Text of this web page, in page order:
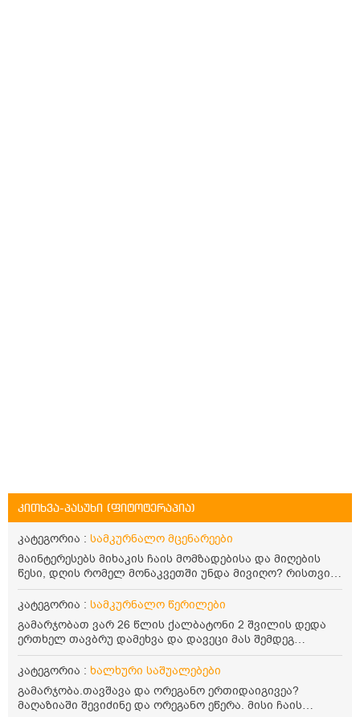
კითხვა-პასუხი (ფიტოტერაპია)
კატეგორია : სამკურნალო მცენარეები
მაინტერესებს მიხაკის ჩაის მომზადებისა და მიღების
წესი, დღის რომელ მონაკვეთში უნდა მივიღო? რისთვის
არის სასარგებლო და უკუჩვენება თუ აქვს
კატეგორია : სამკურნალო წერილები
გამარჯობათ ვარ 26 წლის ქალბატონი 2 შვილის დედა
ერთხელ თავბრუ დამეხვა და დავეცი მას შემდეგ
დამეწყო შიშები ვეღარ გავდიოდი გარეთ რადგან ისევ
ასე ცუდად არ გავხდარიყავი ყურის ანთება მქონდა
მეტინდა კიდე მეხვევა თავბრუ გარეთ გასვილისას
სახლში კარგად ვარ როცა ახსენებენ გარეთ წაავალა
კატეგორია : ხალხური საშუალებები
გამარჯობა.თავშავა და ორეგანო ერთიდაიგივეა?
მაღაზიაში შევიძინე და ორეგანო ეწერა. მისი ჩაის